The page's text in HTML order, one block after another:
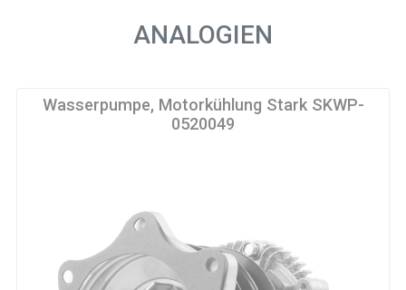
ANALOGIEN
Wasserpumpe, Motorkühlung Stark SKWP-
0520049